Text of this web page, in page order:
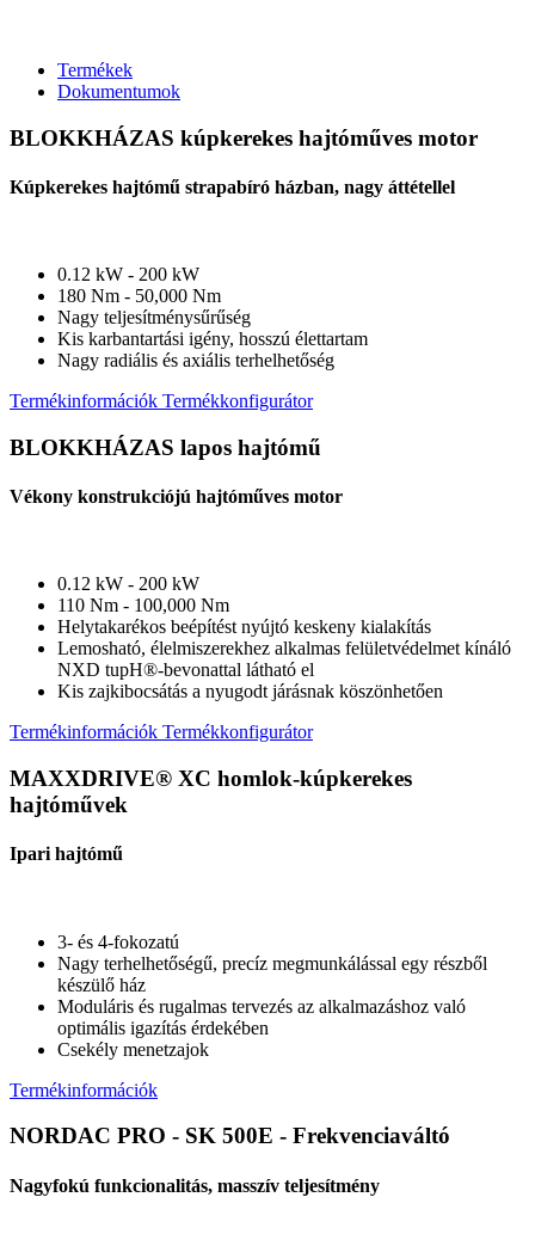
Termékek
Dokumentumok
BLOKKHÁZAS kúpkerekes hajtóműves motor
Kúpkerekes hajtómű strapabíró házban, nagy áttétellel
0.12 kW - 200 kW
180 Nm - 50,000 Nm
Nagy teljesítménysűrűség
Kis karbantartási igény, hosszú élettartam
Nagy radiális és axiális terhelhetőség
Termékinformációk Termékkonfigurátor
BLOKKHÁZAS lapos hajtómű
Vékony konstrukciójú hajtóműves motor
0.12 kW - 200 kW
110 Nm - 100,000 Nm
Helytakarékos beépítést nyújtó keskeny kialakítás
Lemosható, élelmiszerekhez alkalmas felületvédelmet kínáló
NXD tupH®-bevonattal látható el
Kis zajkibocsátás a nyugodt járásnak köszönhetően
Termékinformációk Termékkonfigurátor
MAXXDRIVE® XC homlok-kúpkerekes
hajtóművek
Ipari hajtómű
3- és 4-fokozatú
Nagy terhelhetőségű, precíz megmunkálással egy részből
készülő ház
Moduláris és rugalmas tervezés az alkalmazáshoz való
optimális igazítás érdekében
Csekély menetzajok
Termékinformációk
NORDAC PRO - SK 500E - Frekvenciaváltó
Nagyfokú funkcionalitás, masszív teljesítmény